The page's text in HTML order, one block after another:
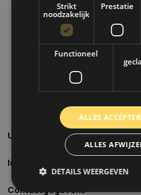
Klantenservice
Veelgestelde vragen
06-39119169
info@autoklusser.nl
Usefull links
Informatie
Contactgegevens
Strikt
noodzakelijk
Prestatie
Functioneel
ALLES
ALLES
DETAILS WEERGEVEN